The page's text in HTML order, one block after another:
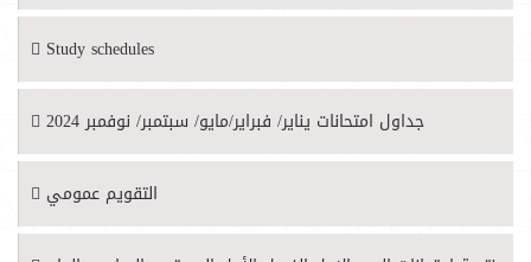
Study schedules
جداول امتحانات يناير/ فبراير/مايو/ سبتمبر/ نوفمبر 2024
التقويم عمومي